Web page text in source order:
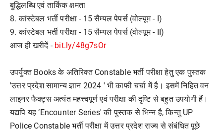
बुद्धिलब्धि एवं तार्किक क्षमता
8. कांस्टेबल भर्ती परीक्षा - 15 सैम्पल पेपर्स (वोल्यूम - I)
9. कांस्टेबल भर्ती परीक्षा - 15 सैम्पल पेपर्स (वोल्यूम - II)
आज ही खरीदें - bit.ly/48g7sOr
उपर्युक्त Books के अतिरिक्त Constable भर्ती परीक्षा हेतु एक पुस्तक
'उत्तर प्रदेश सामान्य ज्ञान 2024 ' भी काफी चर्चा में है। इसमें निहित वन
लाइनर फैक्ट्स अत्यंत महत्त्वपूर्ण एवं परीक्षा की दृष्टि से बहुत उपयोगी हैं।
यद्यपि यह ‘Encounter Series' की पुस्तक से भिन्न है, किन्तु UP
Police Constable भर्ती परीक्षा में उत्तर प्रदेश राज्य से संबंधित पूछे